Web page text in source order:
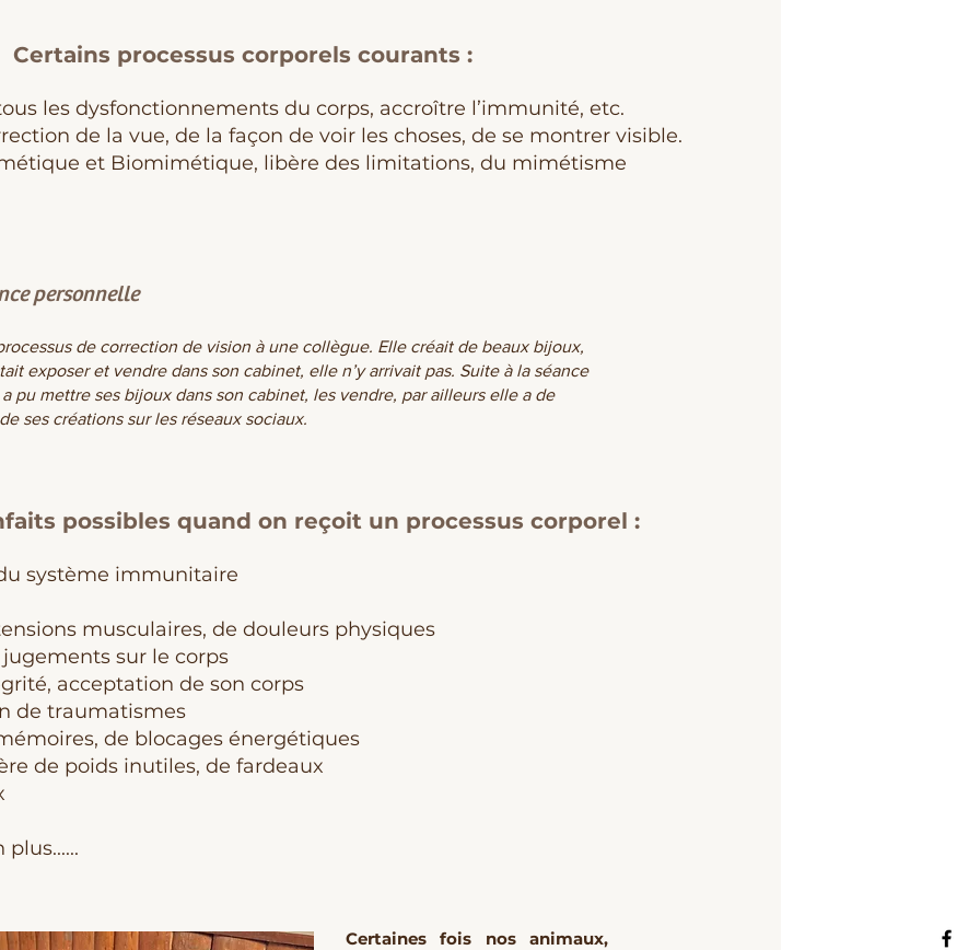
Certains processus corporels courants :
les dysfonctionnements du corps, accroître l’immunité, etc.
de la vue, de la façon de voir les choses, de se montrer visible.
et Biomimétique, libère des limitations, du mimétisme
personnelle
de correction de vision à une collègue. Elle créait de beaux bijoux,
exposer et vendre dans son cabinet, elle n’y arrivait pas. Suite à la séance
pu mettre ses bijoux dans son cabinet, les vendre, par ailleurs elle a de
ses créations sur les réseaux sociaux.
possibles quand on reçoit un processus corporel :
système immunitaire
musculaires, de douleurs physiques
sur le corps
acceptation de son corps
de traumatismes
de blocages énergétiques
de poids inutiles, de fardeaux
Certaines fois nos animaux,